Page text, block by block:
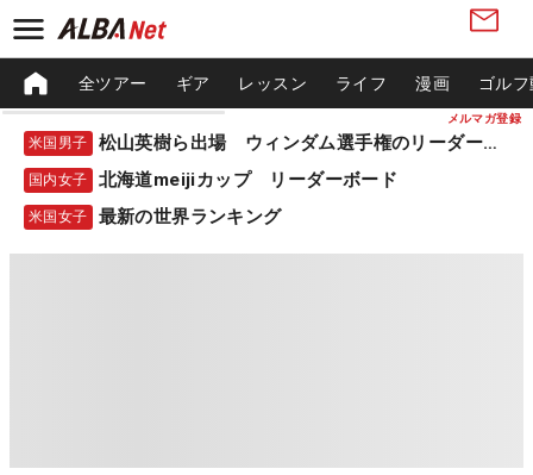
メルマガ登録
全ツアー ギア レッスン ライフ 漫画 ゴル
米国男子 松山英樹ら出場 ウィンダム選手権のリーダーボード
国内女子 北海道meijiカップ リーダーボード
米国女子 最新の世界ランキング